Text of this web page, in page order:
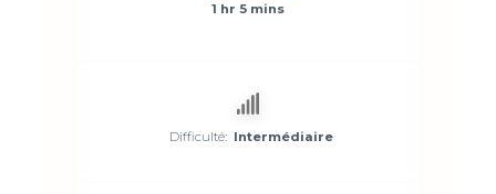
1 hr 5 mins
Difficulté: Intermédiaire